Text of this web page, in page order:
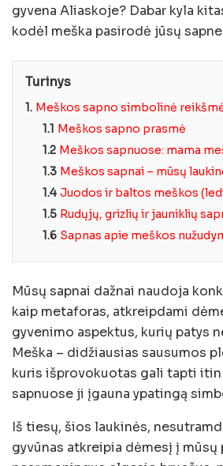
gyvena Aliaskoje? Dabar kyla
kodėl meška pasirodė jūsų
Turinys
1. Meškos sapno simbolinė
1.1 Meškos sapno prasmė
1.2 Meškos sapnuose: mama
1.3 Meškos sapnai – mūsų
1.4 Juodos ir baltos meškos
1.5 Rudųjų, grizlių ir jauniklių
1.6 Sapnas apie meškos
Mūsų sapnai dažnai naudoja
kaip metaforas, atkreipdami
gyvenimo aspektus, kurių patys
Meška – didžiausias sausumos
kuris išprovokuotas gali tapti
sapnuose ji įgauna ypatingą
Iš tiesų, šios laukinės,
gyvūnas atkreipia dėmesį į mūsų